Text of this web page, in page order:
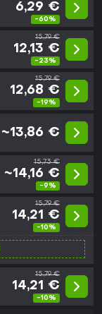
6,29 €
-60%
15,79 €
12,13 €
-23%
15,79 €
12,68 €
-19%
~13,86 €
15,73 €
~14,16 €
-9%
15,79 €
14,21 €
-10%
15,79 €
14,21 €
-10%